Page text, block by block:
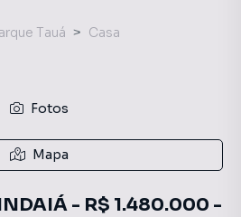
Tauá
Casa
Fotos
Mapa
- R$ 1.480.000 -